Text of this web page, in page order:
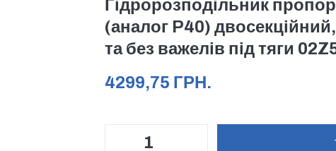
Гідророзподільник
(аналог P40)
та без важелів під тяги
4299,75 ГРН.